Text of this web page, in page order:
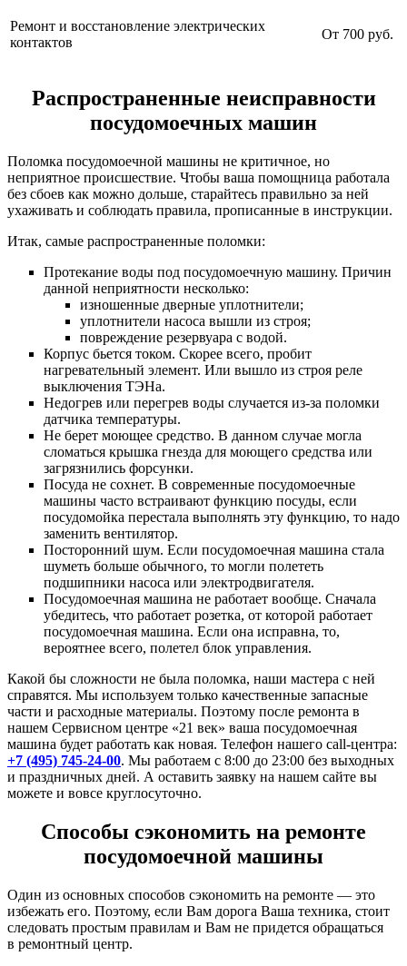
Ремонт и восстановление электрических
контактов
От 700 руб.
Распространенные неисправности
посудомоечных машин
Поломка посудомоечной машины не критичное, но
неприятное происшествие. Чтобы ваша помощница работала
без сбоев как можно дольше, старайтесь правильно за ней
ухаживать и соблюдать правила, прописанные в инструкции.
Итак, самые распространенные поломки:
Протекание воды под посудомоечную машину. Причин
данной неприятности несколько:
изношенные дверные уплотнители;
уплотнители насоса вышли из строя;
повреждение резервуара с водой.
Корпус бьется током. Скорее всего, пробит
нагревательный элемент. Или вышло из строя реле
выключения ТЭНа.
Недогрев или перегрев воды случается из-за поломки
датчика температуры.
Не берет моющее средство. В данном случае могла
сломаться крышка гнезда для моющего средства или
загрязнились форсунки.
Посуда не сохнет. В современные посудомоечные
машины часто встраивают функцию посуды, если
посудомойка перестала выполнять эту функцию, то надо
заменить вентилятор.
Посторонний шум. Если посудомоечная машина стала
шуметь больше обычного, то могли полететь
подшипники насоса или электродвигателя.
Посудомоечная машина не работает вообще. Сначала
убедитесь, что работает розетка, от которой работает
посудомоечная машина. Если она исправна, то,
вероятнее всего, полетел блок управления.
Какой бы сложности не была поломка, наши мастера с ней
справятся. Мы используем только качественные запасные
части и расходные материалы. Поэтому после ремонта в
нашем Сервисном центре «21 век» ваша посудомоечная
машина будет работать как новая. Телефон нашего call-центра:
+7 (495) 745-24-00. Мы работаем с 8:00 до 23:00 без выходных
и праздничных дней. А оставить заявку на нашем сайте вы
можете и вовсе круглосуточно.
Способы сэкономить на ремонте
посудомоечной машины
Один из основных способов сэкономить на ремонте — это
избежать его. Поэтому, если Вам дорога Ваша техника, стоит
следовать простым правилам и Вам не придется обращаться
в ремонтный центр.